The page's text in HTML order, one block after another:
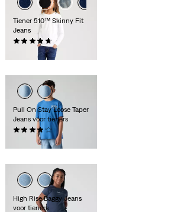
Tiener 510™ Skinny Fit
Jeans
(48)
Pull On Stay Loose Taper
Jeans voor tieners
(8)
€ 49,95
High Rise Baggy Jeans
voor tieners